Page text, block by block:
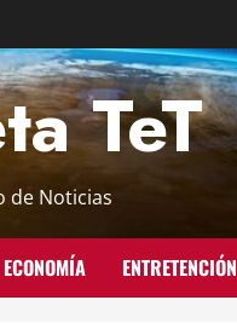
TeT
de Noticias
ECONOMÍA ENTRETENCIÓN